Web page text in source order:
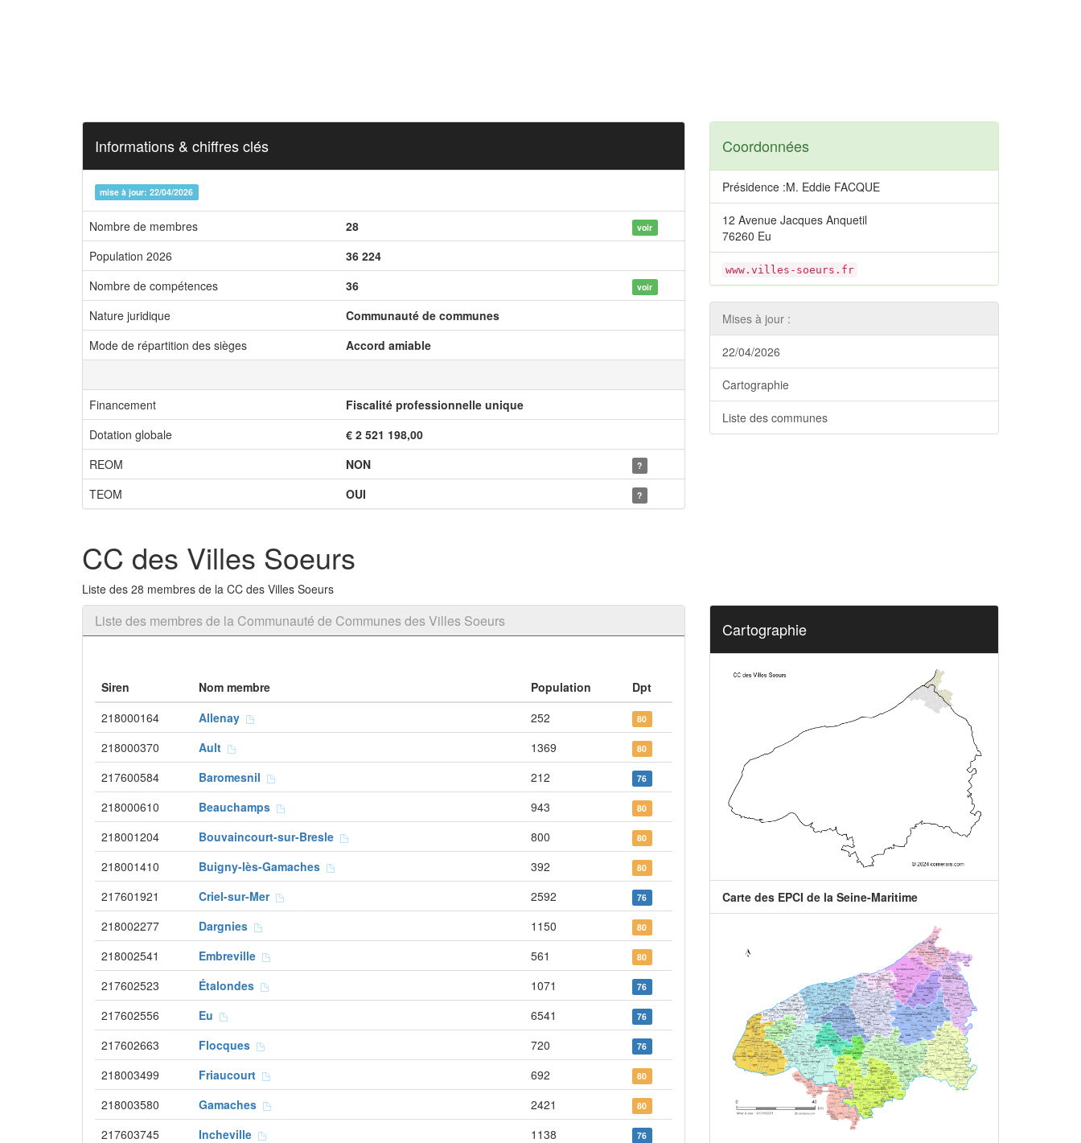
Informations & chiffres clés
mise à jour: 22/04/2026
Nombre de membres 28 voir
Population 2026
36 224
Nombre de compétences
36 voir
Nature juridique
Communauté de communes
Mode de répartition des sièges
Accord amiable
Financement
Fiscalité professionnelle unique
Dotation globale
€ 2 521 198,00
REOM
NON ?
TEOM OUI ?
Coordonnées
Présidence :M. Eddie FACQUE
12 Avenue Jacques Anquetil
76260 Eu
www.villes-soeurs.fr
Mises à jour :
22/04/2026
Cartographie
Liste des communes
CC des Villes Soeurs
Liste des 28 membres de la CC des Villes Soeurs
Liste des membres de la Communauté de Communes des Villes Soeurs
Siren Nom membre Population
Dpt
218000164
Allenay 252 80
218000370 Ault 1369 80
217600584 Baromesnil 212 76
218000610 Beauchamps 943 80
218001204 Bouvaincourt-sur-Bresle 800 80
218001410 Buigny-lès-Gamaches 392 80
217601921 Criel-sur-Mer 2592 76
218002277 Dargnies 1150 80
218002541 Embreville 561 80
217602523 Étalondes 1071 76
217602556 Eu 6541 76
217602663 Flocques 720 76
218003499 Friaucourt 692 80
218003580 Gamaches 2421 80
217603745 Incheville 1138 76
Cartographie
Carte des EPCI de la Seine-Maritime